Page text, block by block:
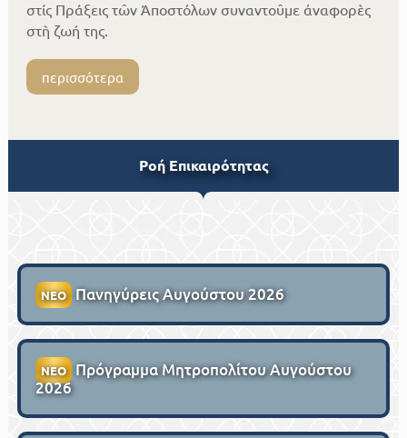
στίς Πράξεις τῶν Ἀποστόλων συναντοῦμε ἀναφορὲς
στὴ ζωή της.
περισσότερα
Ροή Επικαιρότητας
ΝΕΟ Πανηγύρεις Αυγούστου 2026
ΝΕΟ Πρόγραμμα Μητροπολίτου Αυγούστου
2026